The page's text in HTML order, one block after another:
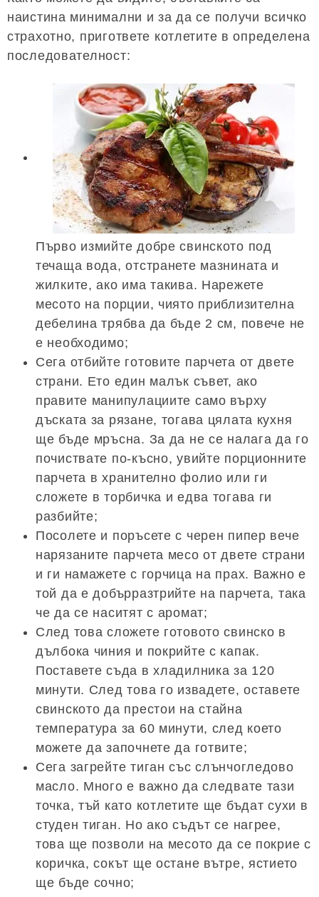
наистина минимални и за да се получи всичко
страхотно, пригответе котлетите в определена
последователност:
Първо измийте добре свинското под
течаща вода, отстранете мазнината и
жилките, ако има такива. Нарежете
месото на порции, чиято приблизителна
дебелина трябва да бъде 2 см, повече не
е необходимо;
Сега отбийте готовите парчета от двете
страни. Ето един малък съвет, ако
правите манипулациите само върху
дъската за рязане, тогава цялата кухня
ще бъде мръсна. За да не се налага да го
почиствате по-късно, увийте порционните
парчета в хранително фолио или ги
сложете в торбичка и едва тогава ги
разбийте;
Посолете и поръсете с черен пипер вече
нарязаните парчета месо от двете страни
и ги намажете с горчица на прах. Важно е
той да е добърразтрийте на парчета, така
че да се наситят с аромат;
След това сложете готовото свинско в
дълбока чиния и покрийте с капак.
Поставете съда в хладилника за 120
минути. След това го извадете, оставете
свинското да престои на стайна
температура за 60 минути, след което
можете да започнете да готвите;
Сега загрейте тиган със слънчогледово
масло. Много е важно да следвате тази
точка, тъй като котлетите ще бъдат сухи в
студен тиган. Но ако съдът се нагрее,
това ще позволи на месото да се покрие с
коричка, сокът ще остане вътре, ястието
ще бъде сочно;